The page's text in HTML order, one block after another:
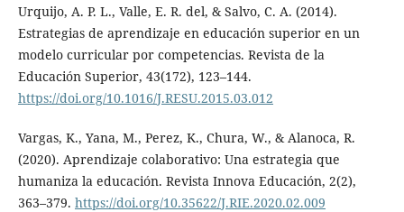
Urquijo, A. P. L., Valle, E. R. del, & Salvo, C. A. (2014).
Estrategias de aprendizaje en educación superior en un
modelo curricular por competencias. Revista de la
Educación Superior, 43(172), 123–144.
https://doi.org/10.1016/J.RESU.2015.03.012
Vargas, K., Yana, M., Perez, K., Chura, W., & Alanoca, R.
(2020). Aprendizaje colaborativo: Una estrategia que
humaniza la educación. Revista Innova Educación, 2(2),
363–379. https://doi.org/10.35622/J.RIE.2020.02.009